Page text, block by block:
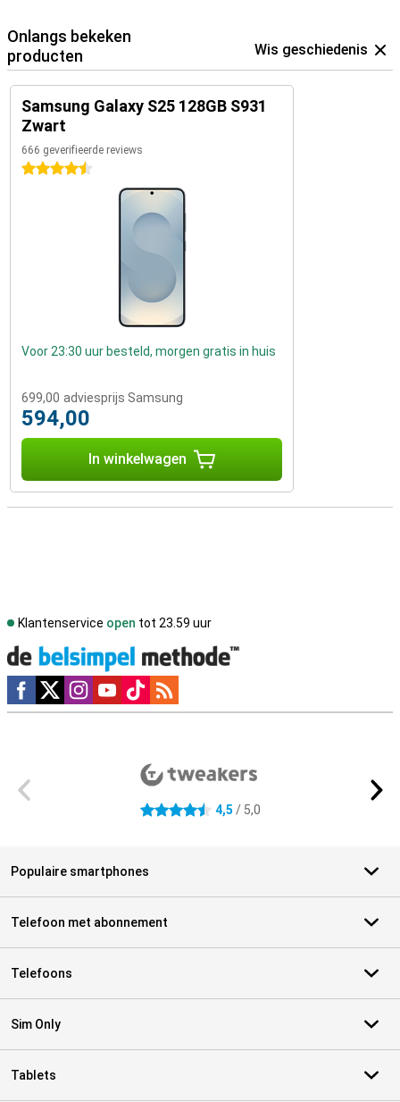
Onlangs bekeken
producten
Wis geschiedenis
Samsung Galaxy S25 128GB S931
Zwart
666 geverifieerde reviews
4.5 sterren
Voor 23:30 uur besteld, morgen gratis in huis
699,00 adviesprijs Samsung
594,00
In winkelwagen
Klantenservice open tot 23.59 uur
Social media
4.5 sterren 4,5 / 5,0
Populaire smartphones
Telefoon met abonnement
Telefoons
Sim Only
Tablets